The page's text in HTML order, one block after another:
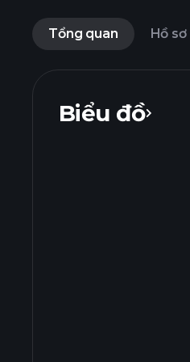
Tổng quan Hồ sơ
Biểu đồ